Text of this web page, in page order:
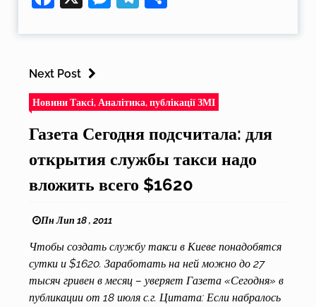
Next Post
Новини Таксі, Аналітика, публікації ЗМІ
Газета Сегодня подсчитала: для
открытия службы такси надо
вложить всего $1620
Пн Лип 18 , 2011
Чтобы создать службу такси в Киеве понадобятся
сутки и $1620. Заработать на ней можно до 27
тысяч гривен в месяц – уверяет Газета «Сегодня» в
публикации от 18 июля с.г. Цитата: Если набралось